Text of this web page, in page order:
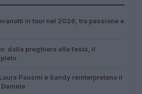
in tour nel 2026, tra passione e
dalla preghiera alla festa, il
Pausini e Sandy reinterpretano il